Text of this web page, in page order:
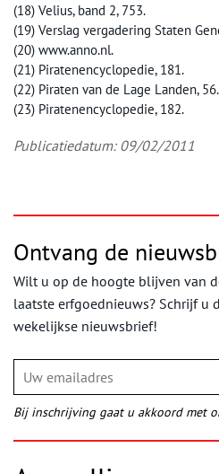
(18) Velius, band 2, 753.
(19) Verslag vergadering Staten
(20) www.anno.nl.
(21) Piratenencyclopedie, 181.
(22) Piraten van de Lage Landen, 56.
(23) Piratenencyclopedie, 182.
Publicatiedatum: 09/02/2011
Ontvang de
Wilt u op de hoogte blijven van
laatste erfgoednieuws? Schrijf u
wekelijkse nieuwsbrief!
Bij inschrijving gaat u akkoord met